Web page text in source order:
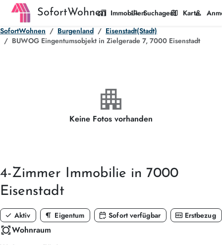
SofortWohnen
home_work Immobilien
manage_search Suchagent
map Karte
person
SofortWohnen
Burgenland
Eisenstadt(Stadt)
BUWOG Eingentumsobjekt in Zielgerade 7, 7000 Eisenstadt
apartment
Keine Fotos vorhanden
4-Zimmer Immobilie in 7000
Eisenstadt
check Aktiv format_paragraph Eigentum calendar_check Sofort verfügbar fiber_new Erstbezug
all_outWohnraum